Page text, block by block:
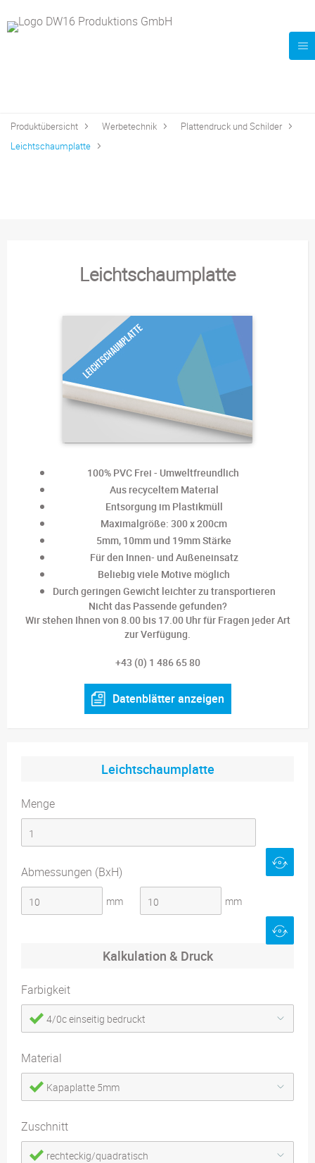
Produktübersicht Werbetechnik
Plattendruck und Schilder
Leichtschaumplatte
Leichtschaumplatte
100% PVC Frei - Umweltfreundlich
Aus recyceltem Material
Entsorgung im Plastikmüll
Maximalgröße: 300 x 200cm
5mm, 10mm und 19mm Stärke
Für den Innen- und Außeneinsatz
Beliebig viele Motive möglich
Durch geringen Gewicht leichter zu transportieren
Nicht das Passende gefunden?
Wir stehen Ihnen von 8.00 bis 17.00 Uhr für Fragen jeder Art
zur Verfügung.
+43 (0) 1 486 65 80
Datenblätter anzeigen
Leichtschaumplatte
Menge
Abmessungen (BxH)
mm mm
Kalkulation & Druck
Farbigkeit
4/0c einseitig bedruckt
Material
Kapaplatte 5mm
Zuschnitt
rechteckig/quadratisch